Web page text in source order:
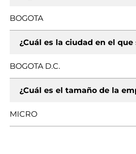
BOGOTA
¿Cuál es la ciudad en el que
BOGOTA D.C.
¿Cuál es el tamaño de la
MICRO